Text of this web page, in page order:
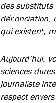
des substituts
dénonciation,
qui existent,
Aujourd’hui,
sciences
journaliste
respect